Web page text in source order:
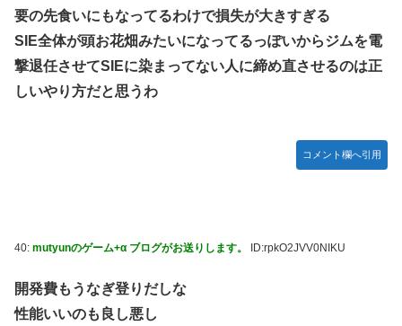
要の先食いにもなってるわけで損失が大きすぎる
SIE全体が頭お花畑みたいになってるっぽいからジムを電
撃退任させてSIEに染まってない人に締め直させるのは正
しいやり方だと思うわ
コメント欄へ引用
40: mutyunのゲーム+α ブログがお送りします。 ID:rpkO2JVV0NIKU
開発費もうなぎ登りだしな
性能いいのも良し悪し